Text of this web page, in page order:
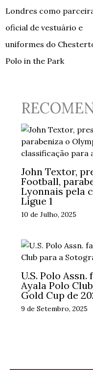
Londres como
oficial de vestuário e
uniformes do
Polo in the Park
John Textor,
Football,
Lyonnais pela
Ligue 1
10 de Julho, 2025
U.S. Polo
Ayala Polo
Gold Cup de
9 de Setembro, 2025